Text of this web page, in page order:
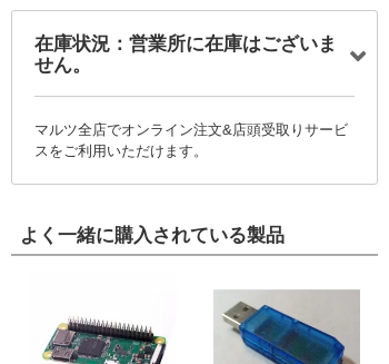
在庫状況：営業所に在庫はございま
せん。
マルツ全店でオンライン注文&店頭受取りサービ
スをご利用いただけます。
よく一緒に購入されている製品